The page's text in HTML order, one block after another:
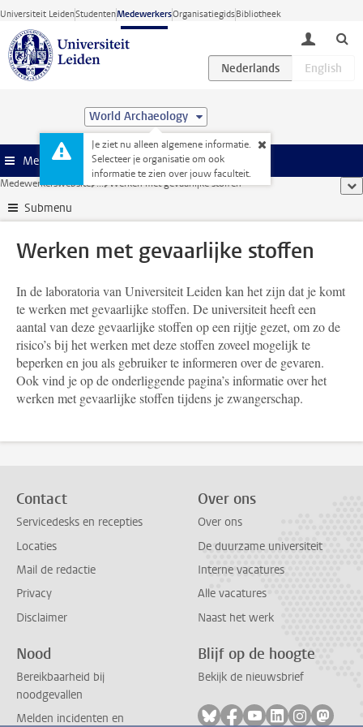
Ga direct naar de inhoud
Universiteit LeidenStudentenMedewerkersOrganisatiegidsBibliotheek
toggle
World Archaeology
Je ziet nu alleen algemene informatie.
Selecteer je organisatie om ook
informatie te zien over jouw faculteit.
Menu
Medewerkerswebsite ... Werken met gevaarlijke stoffen
Submenu
Werken met gevaarlijke stoffen
In de laboratoria van Universiteit Leiden kan het zijn dat je komt
te werken met gevaarlijke stoffen. De universiteit heeft een
aantal van deze gevaarlijke stoffen op een rijtje gezet, om zo de
risico’s bij het werken met deze stoffen zoveel mogelijk te
beperken en jou als gebruiker te informeren over de gevaren.
Ook vind je op de onderliggende pagina’s informatie over het
werken met gevaarlijke stoffen tijdens je zwangerschap.
Contact
Servicedesks en recepties
Locaties
Mail de redactie
Privacy
Disclaimer
Over ons
Over ons
De duurzame universiteit
Interne vacatures
Alle vacatures
Naast het werk
Nood
Bereikbaarheid bij
noodgevallen
Melden incidenten en
Blijf op de hoogte
Bekijk de nieuwsbrief
Volg ons op bluesky
Volg ons op facebook
Volg ons op
Volg ons op
Volg ons
Volg